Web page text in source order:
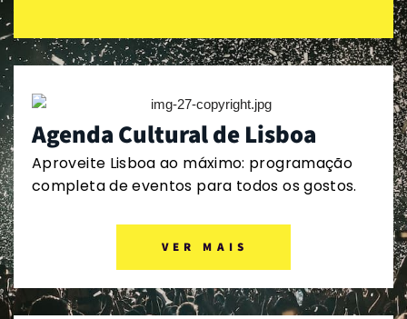
Agenda Cultural de Lisboa
Aproveite Lisboa ao máximo: programação
completa de eventos para todos os gostos.
VER MAIS